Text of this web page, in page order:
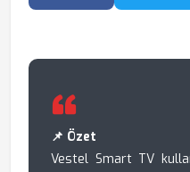
Facebook'ta
📌 Özet
Vestel Smart TV